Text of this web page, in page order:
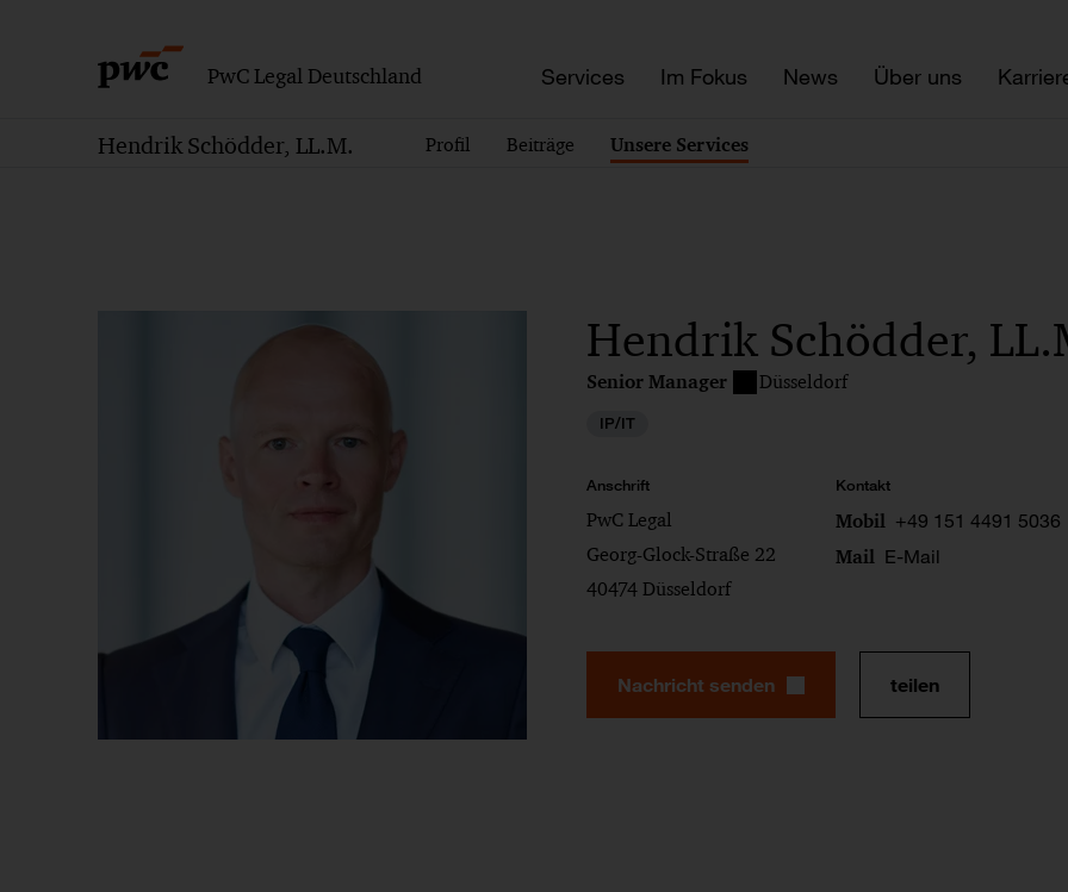
PwC Legal Deutschland Services Im Fokus News Über uns
Hendrik Schödder, LL.M. Profil Beiträge Unsere Services
Hendrik Schödder,
Senior Manager Düsseldorf
IP/IT
Anschrift
PwC Legal
Georg-Glock-Straße 22
40474 Düsseldorf
Kontakt
Mobil +49 151 4491 5036
Mail E-Mail
Nachricht senden teilen